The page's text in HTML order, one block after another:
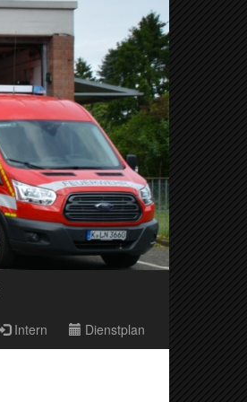
Intern Dienstplan